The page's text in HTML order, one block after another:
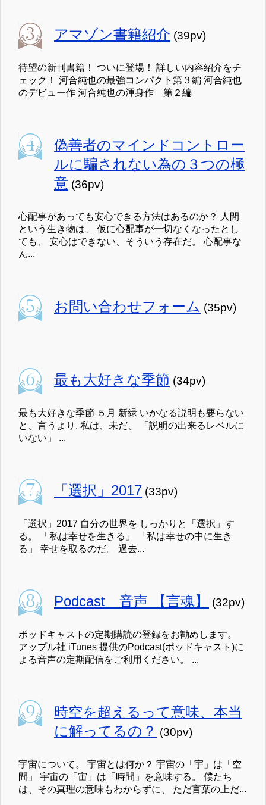
アマゾン書籍紹介 (39pv)
待望の新刊書籍！ ついに登場！ 詳しい内容紹介をチ
ェック！ 河合純也の最強コンパクト第３編 河合純也
のデビュー作 河合純也の渾身作 第２編
偽善者のマインドコントロー
ルに騙されない為の３つの極
意 (36pv)
心配事があっても安心できる方法はあるのか？ 人間
という生き物は、 仮に心配事が一切なくなったとし
ても、 安心はできない、そういう存在だ。 心配事な
ん...
お問い合わせフォーム (35pv)
最も大好きな季節 (34pv)
最も大好きな季節 ５月 新緑 いかなる説明も要らない
と、言うより. 私は、未だ、 「説明の出来るレベルに
いない」 ...
「選択」2017 (33pv)
「選択」2017 自分の世界を しっかりと「選択」す
る。 「私は幸せを生きる」 「私は幸せの中に生き
る」 幸せを取るのだ。 過去...
Podcast 音声 【言魂】 (32pv)
ポッドキャストの定期購読の登録をお勧めします。
アップル社 iTunes 提供のPodcast(ポッドキャスト)に
よる音声の定期配信をご利用ください。 ...
時空を超えるって意味、本当
に解ってるの？ (30pv)
宇宙について。 宇宙とは何か？ 宇宙の「宇」は「空
間」 宇宙の「宙」は「時間」を意味する。 僕たち
は、その真理の意味もわからずに、 ただ言葉の上だ...